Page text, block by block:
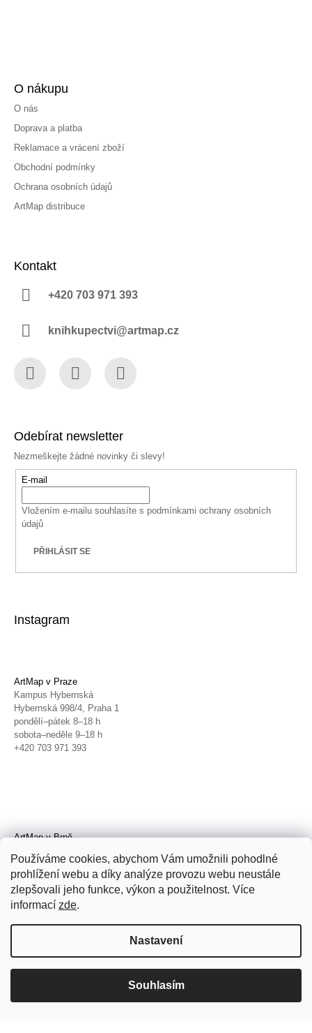
Používáme cookies, abychom Vám umožnili pohodlné
prohlížení webu a díky analýze provozu webu neustále
zlepšovali jeho funkce, výkon a použitelnost. Více
informací zde.
Nastavení
Souhlasím
O nákupu
O nás
Doprava a platba
Reklamace a vrácení zboží
Obchodní podmínky
Ochrana osobních údajů
ArtMap distribuce
Kontakt
+420 703 971 393
knihkupectvi@artmap.cz
Odebírat newsletter
Nezmeškejte žádné novinky či slevy!
E-mail
Vložením e-mailu souhlasíte s podmínkami ochrany osobních
údajů
PŘIHLÁSIT SE
Instagram
ArtMap v Praze
Kampus Hybernská
Hybernská 998/4, Praha 1
pondělí–pátek 8–18 h
sobota–neděle 9–18 h
+420 703 971 393
ArtMap v Brně
Radnická 4, Brno
úterý–pátek 11–19 h
sobota 14–19 h
+420 702 152 298